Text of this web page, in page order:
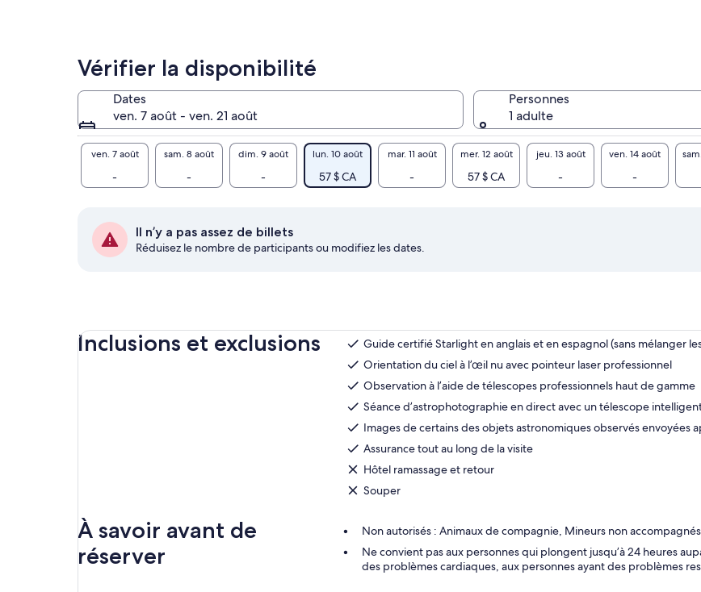
Vérifier la disponibilité
Dates
ven. 7 août - ven. 21 août
Personnes
1 adulte
ven. 7 août
-
sam. 8 août
-
dim. 9 août
-
lun. 10 août
57 $ CA
mar. 11 août
-
mer. 12 août
57 $ CA
jeu. 13 août
-
ven. 14 août
-
Il n’y a pas assez de billets
Réduisez le nombre de participants ou modifiez les dates.
Inclusions et exclusions
Guide certifié Starlight en anglais et en espagnol (sans mélanger
Orientation du ciel à l’œil nu avec pointeur laser professionnel
Observation à l’aide de télescopes professionnels haut de gamme
Séance d’astrophotographie en direct avec un télescope
Images de certains des objets astronomiques observés envoyées
Assurance tout au long de la visite
Hôtel ramassage et retour
Souper
À savoir avant de
réserver
Non autorisés : Animaux de compagnie, Mineurs non accompagnés
Ne convient pas aux personnes qui plongent jusqu’à 24 heures
des problèmes cardiaques, aux personnes ayant des problèmes